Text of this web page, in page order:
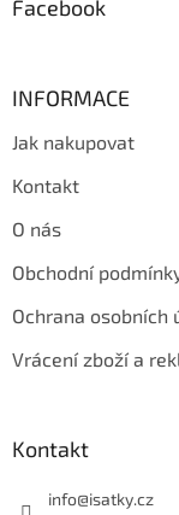
Facebook
INFORMACE
Jak nakupovat
Kontakt
O nás
Obchodní
Ochrana osobních
Vrácení zboží a
Kontakt
info@isatky.cz